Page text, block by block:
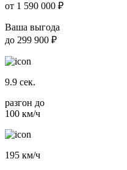
от 1 590 000 ₽
Ваша выгода
до 299 900 ₽
9.9 сек.
разгон до
100 км/ч
195 км/ч